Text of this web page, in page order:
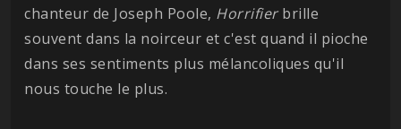
chanteur de Joseph Poole, Horrifierbrille
souvent dans la noirceur et c'est quand il pioche
dans ses sentiments plus mélancoliques qu'il
nous touche le plus.